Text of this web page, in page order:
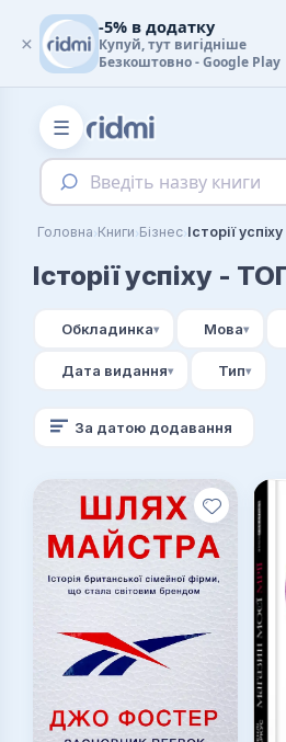
☰
Введіть назву книги
Головна›Книги›Бізнес›Історії
Історії успіху -
Обкладинка Мова
Дата видання Тип
За датою додавання
×
-5% в додатку
Купуй, тут вигідніше
Безкоштовно - Google Play